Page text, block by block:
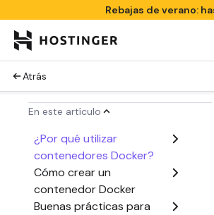
Rebajas de verano:
Atrás
En este artículo
¿Por qué utilizar
contenedores Docker?
Cómo crear un
contenedor Docker
Buenas prácticas para